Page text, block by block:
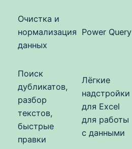
Очистка и
нормализация
данных
Power Query
Поиск
дубликатов,
разбор
текстов,
быстрые
правки
Лёгкие
надстройки
для Excel
для работы
с данными